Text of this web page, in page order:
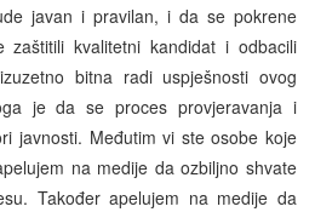
javan i pravilan, i da se pokrene
kvalitetni kandidat i odbacili
bitna radi uspješnosti ovog
je da se proces provjeravanja i
javnosti. Međutim vi ste osobe koje
na medije da ozbiljno shvate
Također apelujem na medije da